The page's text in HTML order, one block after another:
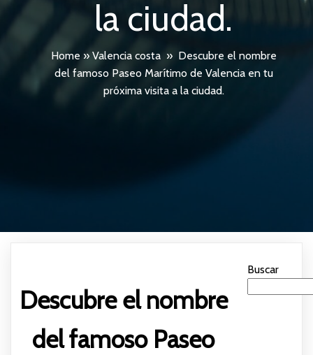
la ciudad.
Home » Valencia costa » Descubre el nombre
del famoso Paseo Marítimo de Valencia en tu
próxima visita a la ciudad.
Descubre el nombre
del famoso Paseo
Buscar